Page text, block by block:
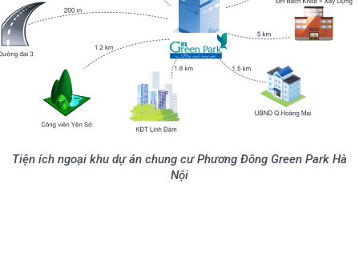
Tiện ích ngoại khu dự án chung cư Phương Đông Green Park Hà
Nội